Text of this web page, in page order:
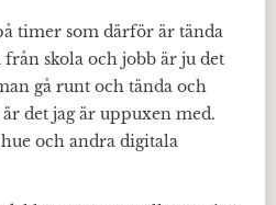
timer som därför är tända
skola och jobb är ju det
gå runt och tända och
det jag är uppuxen med.
och andra digitala